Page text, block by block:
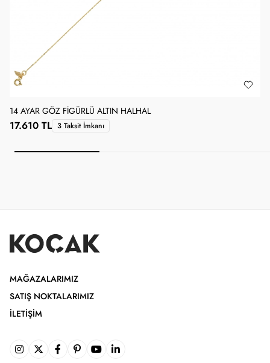
14 AYAR GÖZ FIGÜRLÜ ALTIN HALHAL
17.610 TL 3 Taksit İmkanı
MAĞAZALARIMIZ
SATIŞ NOKTALARIMIZ
İLETIŞIM